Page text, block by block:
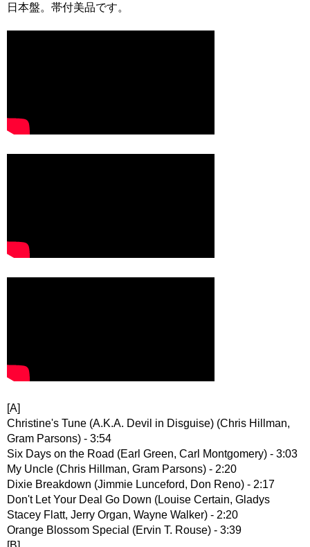
日本盤。帯付美品です。
[A]
Christine's Tune (A.K.A. Devil in Disguise) (Chris Hillman,
Gram Parsons) - 3:54
Six Days on the Road (Earl Green, Carl Montgomery) - 3:03
My Uncle (Chris Hillman, Gram Parsons) - 2:20
Dixie Breakdown (Jimmie Lunceford, Don Reno) - 2:17
Don't Let Your Deal Go Down (Louise Certain, Gladys
Stacey Flatt, Jerry Organ, Wayne Walker) - 2:20
Orange Blossom Special (Ervin T. Rouse) - 3:39